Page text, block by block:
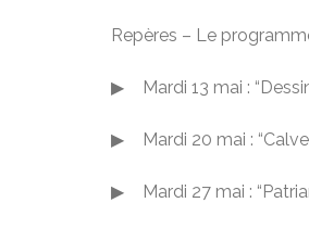
Repères – Le
▶ Mardi 13 mai :
▶ Mardi 20 mai :
▶ Mardi 27 mai :